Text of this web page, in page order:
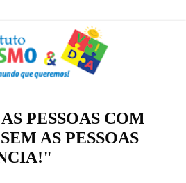
PESSOAS COM
AS PESSOAS